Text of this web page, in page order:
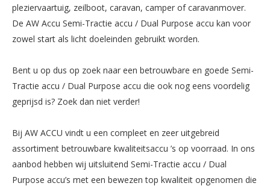
pleziervaartuig, zeilboot, caravan, camper of caravanmover.
De AW Accu Semi-Tractie accu / Dual Purpose accu kan voor
zowel start als licht doeleinden gebruikt worden.
Bent u op dus op zoek naar een betrouwbare en goede Semi-
Tractie accu / Dual Purpose accu die ook nog eens voordelig
geprijsd is? Zoek dan niet verder!
Bij AW ACCU vindt u een compleet en zeer uitgebreid
assortiment betrouwbare kwaliteitsaccu ’s op voorraad. In ons
aanbod hebben wij uitsluitend Semi-Tractie accu / Dual
Purpose accu’s met een bewezen top kwaliteit opgenomen die